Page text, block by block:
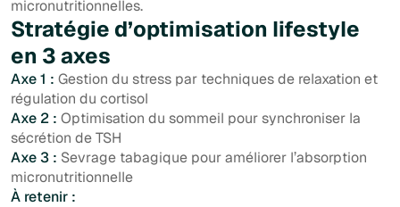
micronutritionnelles.
Stratégie d’optimisation lifestyle
en 3 axes
Axe 1 : Gestion du stress par techniques de relaxation et
régulation du cortisol
Axe 2 : Optimisation du sommeil pour synchroniser la
sécrétion de TSH
Axe 3 : Sevrage tabagique pour améliorer l’absorption
micronutritionnelle
À retenir :